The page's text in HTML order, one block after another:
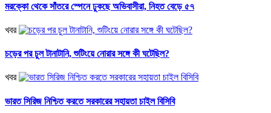
মরক্কো থেকে সাঁতরে স্পেনে ঢুকছে অভিবাসীরা, নিহত বেড়ে ৫৭
খবর
চড়ের পর চুল টানাটানি, শুটিংয়ে নোরার সঙ্গে কী ঘটেছিল?
খবর
ভারত সিরিজ নিশ্চিত করতে সরকারের সহায়তা চাইল বিসিবি